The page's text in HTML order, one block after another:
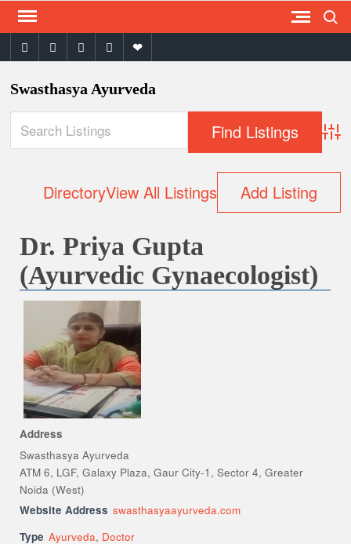
Skip
content facebooktwitter instagram
youtubeemail
Swasthasya Ayurveda
DirectoryView All Listings Add Listing
Dr. Priya Gupta
(Ayurvedic Gynaecologist)
Address
Swasthasya Ayurveda
ATM 6, LGF, Galaxy Plaza, Gaur City-1, Sector 4, Greater
Noida (West)
Website Address swasthasyaayurveda.com
Type Ayurveda, Doctor